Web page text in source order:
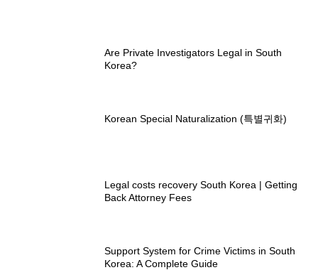
Are Private Investigators Legal in South
Korea?
Korean Special Naturalization (특별귀화)
Legal costs recovery South Korea | Getting
Back Attorney Fees
Support System for Crime Victims in South
Korea: A Complete Guide